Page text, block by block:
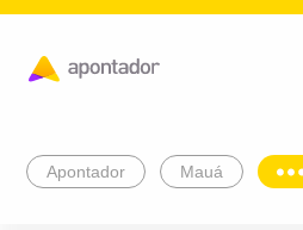
Apontador Mauá